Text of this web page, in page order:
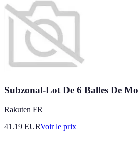
Subzonal-Lot De 6 Balles De
Rakuten FR
41.19 EURVoir le prix